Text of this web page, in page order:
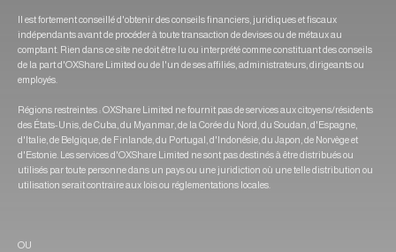
Il est fortement conseillé d'obtenir des conseils financiers, juridiques et fiscaux
indépendants avant de procéder à toute transaction de devises ou de métaux au
comptant. Rien dans ce site ne doit être lu ou interprété comme constituant des conseils
de la part d'OXShare Limited ou de l'un de ses affiliés, administrateurs, dirigeants ou
employés.
Régions restreintes : OXShare Limited ne fournit pas de services aux citoyens/résidents
des États-Unis, de Cuba, du Myanmar, de la Corée du Nord, du Soudan, d'Espagne,
d'Italie, de Belgique, de Finlande, du Portugal, d'Indonésie, du Japon, de Norvège et
d'Estonie. Les services d'OXShare Limited ne sont pas destinés à être distribués ou
utilisés par toute personne dans un pays ou une juridiction où une telle distribution ou
utilisation serait contraire aux lois ou réglementations locales.
OU